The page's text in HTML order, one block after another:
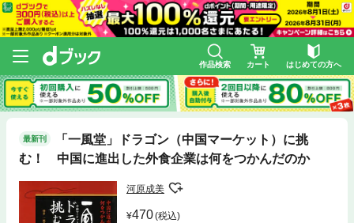
作品検索 カート はじめての方へ
最新刊
「一風堂」ドラゴン（中国マーケット）に挑
む！ 中国に進出した外食企業は何をつかんだのか
河原成美
470(税込)